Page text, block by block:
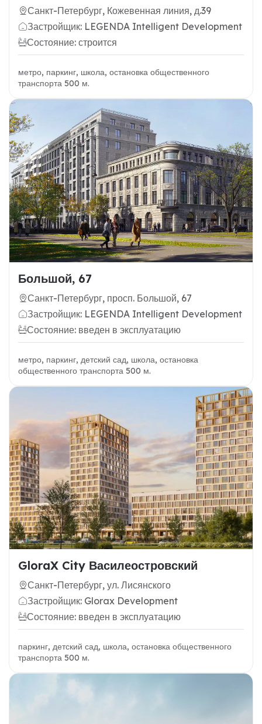
Санкт-Петербург, Кожевенная линия, д.39
Застройщик: LEGENDA Intelligent Development
Состояние: строится
метро, паркинг, школа, остановка общественного
транспорта 500 м.
Большой, 67
Санкт-Петербург, просп. Большой, 67
Застройщик: LEGENDA Intelligent Development
Состояние: введен в эксплуатацию
метро, паркинг, детский сад, школа, остановка
общественного транспорта 500 м.
GloraX City Василеостровский
Санкт-Петербург, ул. Лисянского
Застройщик: Glorax Development
Состояние: введен в эксплуатацию
паркинг, детский сад, школа, остановка общественного
транспорта 500 м.